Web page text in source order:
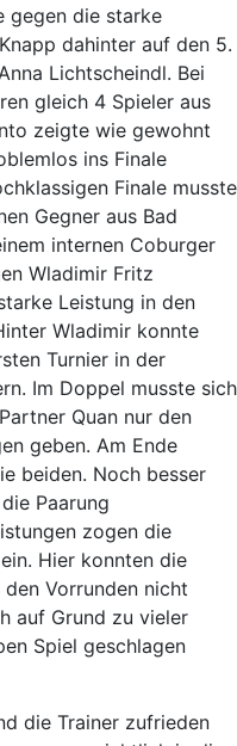
gegen die starke
dahinter auf den 5.
Lichtscheindl. Bei
gleich 4 Spieler aus
zeigte wie gewohnt
ins Finale
Finale musste
Gegner aus Bad
internen Coburger
Wladimir Fritz
Leistung in den
Wladimir konnte
Turnier in der
Im Doppel musste sich
Quan nur den
geben. Am Ende
beiden. Noch besser
Paarung
zogen die
Hier konnten die
Vorrunden nicht
auf Grund zu vieler
Spiel geschlagen
die Trainer zufrieden